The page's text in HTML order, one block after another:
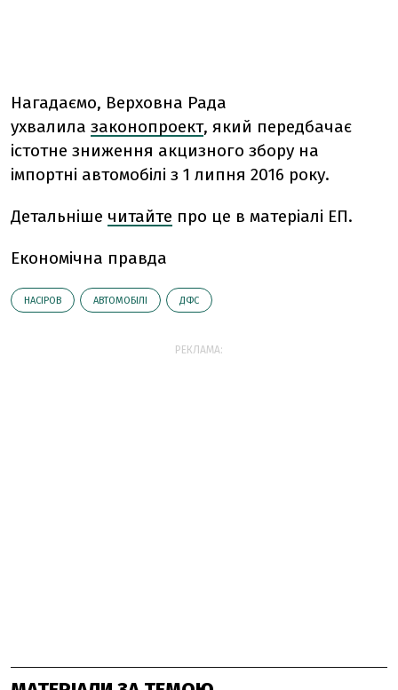
Нагадаємо, Верховна Рада
ухвалила законопроект, який передбачає
істотне зниження акцизного збору на
імпортні автомобілі з 1 липня 2016 року.
Детальніше читайте про це в матеріалі ЕП.
Економічна правда
НАСІРОВ АВТОМОБІЛІ ДФС
РЕКЛАМА: